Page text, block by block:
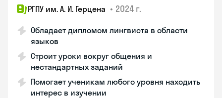
РГПУ им. А. И. Герцена • 2024 г.
Обладает дипломом лингвиста в области
языков
Строит уроки вокруг общения и
нестандартных заданий
Помогает ученикам любого уровня находить
интерес в изучении